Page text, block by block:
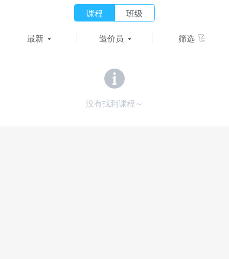
课程 班级
最新 造价员 筛选
没有找到课程～